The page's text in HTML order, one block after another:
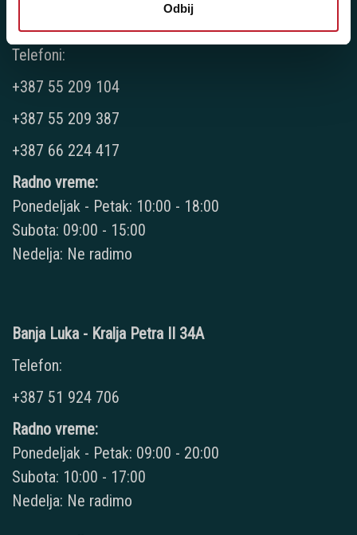
Odbij
Telefoni:
+387 55 209 104
+387 55 209 387
+387 66 224 417
Radno vreme:
Ponedeljak - Petak: 10:00 - 18:00
Subota: 09:00 - 15:00
Nedelja: Ne radimo
Banja Luka - Kralja Petra II 34A
Telefon:
+387 51 924 706
Radno vreme:
Ponedeljak - Petak: 09:00 - 20:00
Subota: 10:00 - 17:00
Nedelja: Ne radimo